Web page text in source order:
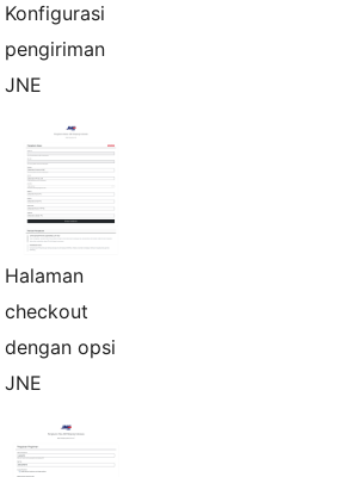
Konfigurasi
pengiriman
JNE
Halaman
checkout
dengan opsi
JNE